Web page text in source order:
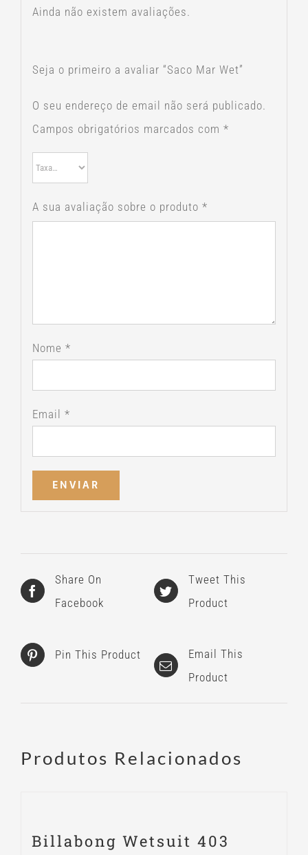
Ainda não existem avaliações.
Seja o primeiro a avaliar “Saco Mar Wet”
O seu endereço de email não será publicado.
Campos obrigatórios marcados com *
A sua avaliação sobre o produto *
Nome *
Email *
Share On
Facebook
Tweet This
Product
Pin This Product
Email This
Product
Produtos Relacionados
Billabong Wetsuit 403